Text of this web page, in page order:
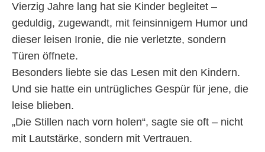
Vierzig Jahre lang hat sie Kinder begleitet –
geduldig, zugewandt, mit feinsinnigem Humor und
dieser leisen Ironie, die nie verletzte, sondern
Türen öffnete.
Besonders liebte sie das Lesen mit den Kindern.
Und sie hatte ein untrügliches Gespür für jene, die
leise blieben.
„Die Stillen nach vorn holen“, sagte sie oft – nicht
mit Lautstärke, sondern mit Vertrauen.